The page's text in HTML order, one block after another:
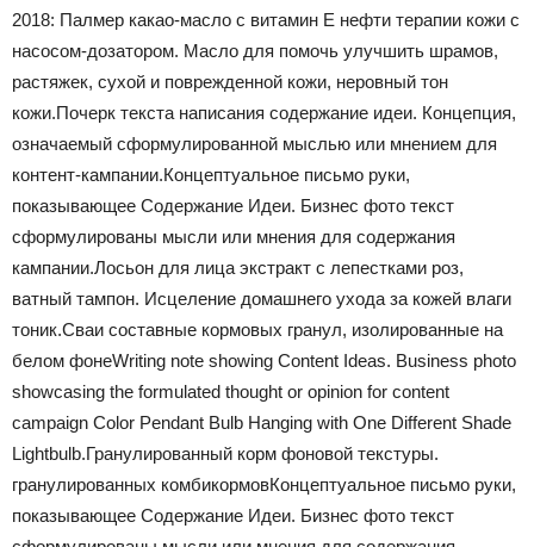
2018: Палмер какао-масло с витамин Е нефти терапии кожи с
насосом-дозатором. Масло для помочь улучшить шрамов,
растяжек, сухой и поврежденной кожи, неровный тон
кожи.Почерк текста написания содержание идеи. Концепция,
означаемый сформулированной мыслью или мнением для
контент-кампании.Концептуальное письмо руки,
показывающее Содержание Идеи. Бизнес фото текст
сформулированы мысли или мнения для содержания
кампании.Лосьон для лица экстракт с лепестками роз,
ватный тампон. Исцеление домашнего ухода за кожей влаги
тоник.Сваи составные кормовых гранул, изолированные на
белом фонеWriting note showing Content Ideas. Business photo
showcasing the formulated thought or opinion for content
campaign Color Pendant Bulb Hanging with One Different Shade
Lightbulb.Гранулированный корм фоновой текстуры.
гранулированных комбикормовКонцептуальное письмо руки,
показывающее Содержание Идеи. Бизнес фото текст